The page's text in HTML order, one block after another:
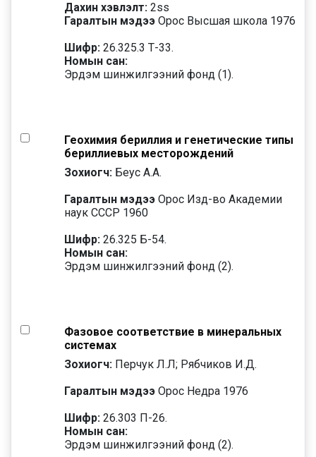
Дахин хэвлэлт: 2ss
Гаралтын мэдээ Орос Высшая школа 1976
Шифр: 26.325.3 Т-33.
Номын сан:
Эрдэм шинжилгээний фонд (1).
Геохимия бериллия и генетические типы
бериллиевых месторождений
Зохиогч: Беус А.А.
Гаралтын мэдээ Орос Изд-во Академии
наук СССР 1960
Шифр: 26.325 Б-54.
Номын сан:
Эрдэм шинжилгээний фонд (2).
Фазовое соответствие в минеральных
системах
Зохиогч: Перчук Л.Л; Рябчиков И.Д.
Гаралтын мэдээ Орос Недра 1976
Шифр: 26.303 П-26.
Номын сан:
Эрдэм шинжилгээний фонд (2).